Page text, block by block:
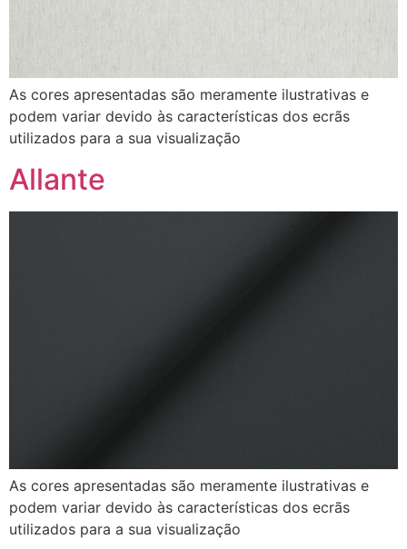
As cores apresentadas são meramente ilustrativas e
podem variar devido às características dos ecrãs
utilizados para a sua visualização
Allante
As cores apresentadas são meramente ilustrativas e
podem variar devido às características dos ecrãs
utilizados para a sua visualização